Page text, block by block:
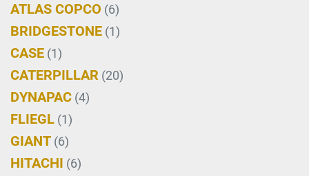
ATLAS COPCO (6)
BRIDGESTONE (1)
CASE (1)
CATERPILLAR (20)
DYNAPAC (4)
FLIEGL (1)
GIANT (6)
HITACHI (6)